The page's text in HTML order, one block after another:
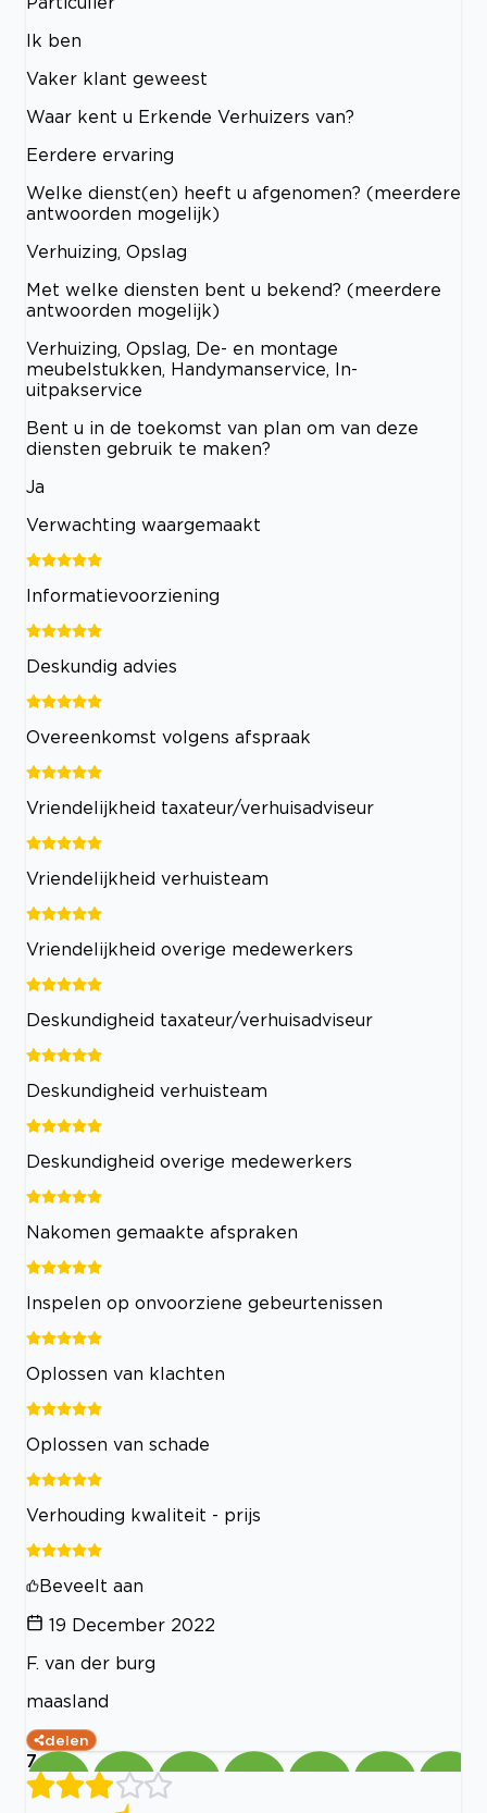
Ik ben
Vaker klant geweest
Waar kent u Erkende Verhuizers van?
Eerdere ervaring
Welke dienst(en) heeft u afgenomen? (meerdere
antwoorden mogelijk)
Verhuizing, Opslag
Met welke diensten bent u bekend? (meerdere
antwoorden mogelijk)
Verhuizing, Opslag, De- en montage
meubelstukken, Handymanservice, In-
uitpakservice
Bent u in de toekomst van plan om van deze
diensten gebruik te maken?
Ja
Verwachting waargemaakt
Informatievoorziening
Deskundig advies
Overeenkomst volgens afspraak
Vriendelijkheid taxateur/verhuisadviseur
Vriendelijkheid verhuisteam
Vriendelijkheid overige medewerkers
Deskundigheid taxateur/verhuisadviseur
Deskundigheid verhuisteam
Deskundigheid overige medewerkers
Nakomen gemaakte afspraken
Inspelen op onvoorziene gebeurtenissen
Oplossen van klachten
Oplossen van schade
Verhouding kwaliteit - prijs
Beveelt aan
19 December 2022
F. van der burg
maasland
delen
7